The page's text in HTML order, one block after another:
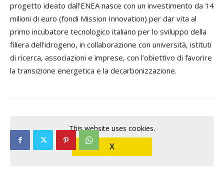
progetto ideato dall’ENEA nasce con un investimento da 14
milioni di euro (fondi Mission Innovation) per dar vita al
primo incubatore tecnologico italiano per lo sviluppo della
filiera dell’idrogeno, in collaborazione con università, istituti
di ricerca, associazioni e imprese, con l’obiettivo di favorire
la transizione energetica e la decarbonizzazione.
This website uses cookies.
X